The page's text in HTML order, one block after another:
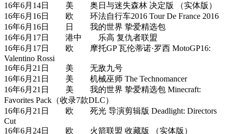
16年6月14日 美 奥日与迷失森林 决定版 （实体版）
16年6月16日 欧 环法自行车2016 Tour De France 2016
16年6月16日 日 我的世界 挚爱精选包
16年6月17日 港中 乐高 复仇者联盟
16年6月17日 欧 摩托GP 瓦伦蒂诺·罗西 MotoGP16:
Valentino Rossi
16年6月21日 美 无敌九号
16年6月21日 美 机械巫师 The Technomancer
16年6月21日 美 我的世界 挚爱精选包 Minecraft:
Favorites Pack（收录7款DLC）
16年6月21日 欧 死光 导演剪辑版 Deadlight: Directors
Cut
16年6月24日 欧 火箭联盟 收藏版 （实体版）